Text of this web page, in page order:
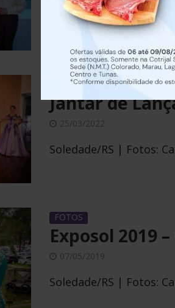
27/10/2022 -
FOTOS
Jantar de
25/03/2022
Soledade/RS | Fotos:
FOTOS
Exposol 2019
07/05/2019
Soledade/RS | Fotos: